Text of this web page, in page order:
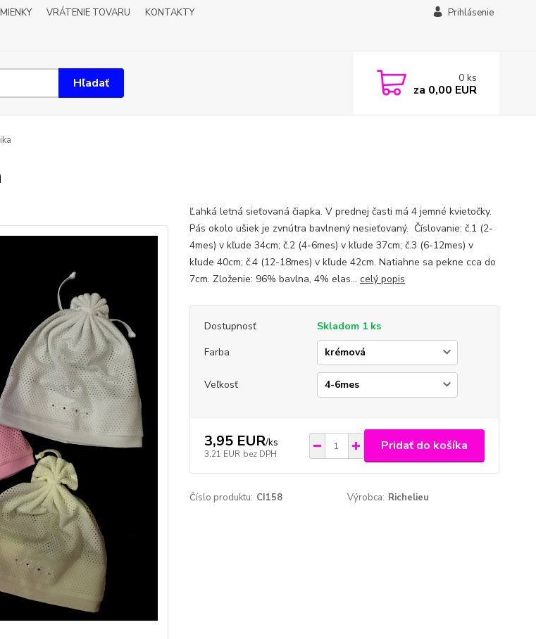
VRÁTENIE TOVARU
KONTAKTY
Prihlásenie
Hľadať 0 ks
za 0,00 EUR
Ľahká letná sieťovaná čiapka. V prednej časti má 4 jemné kvietočky.
Pás okolo ušiek je zvnútra bavlnený nesieťovaný. Číslovanie: č.1 (2-
4mes) v kľude 34cm; č.2 (4-6mes) v kľude 37cm; č.3 (6-12mes) v
kľude 40cm; č.4 (12-18mes) v kľude 42cm. Natiahne sa pekne cca do
7cm. Zloženie: 96% bavlna, 4% elas... celý popis
Dostupnosť
Skladom 1 ks
Farba
Veľkosť
3,95 EUR/ks
3,21 EUR bez DPH
Pridať do košíka
Číslo produktu: CI158 Výrobca: Richelieu